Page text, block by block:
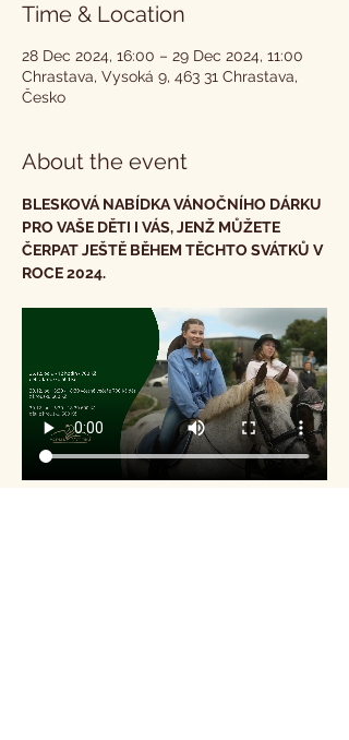
Time & Location
28 Dec 2024, 16:00 – 29 Dec 2024, 11:00
Chrastava, Vysoká 9, 463 31 Chrastava,
Česko
About the event
BLESKOVÁ NABÍDKA VÁNOČNÍHO DÁRKU
PRO VAŠE DĚTI I VÁS, JENŽ MŮŽETE
ČERPAT JEŠTĚ BĚHEM TĚCHTO SVÁTKŮ V
ROCE 2024.